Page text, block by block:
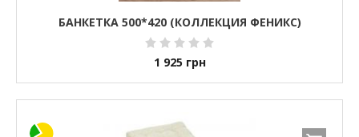
БАНКЕТКА 500*420 (КОЛЛЕКЦИЯ ФЕНИКС)
1 925 грн